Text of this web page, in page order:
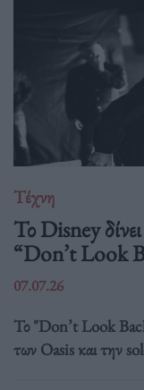
Τέχνη
Το Disney
“Don’t Look
07.07.26
Το "Don’t Look
των Oasis και την